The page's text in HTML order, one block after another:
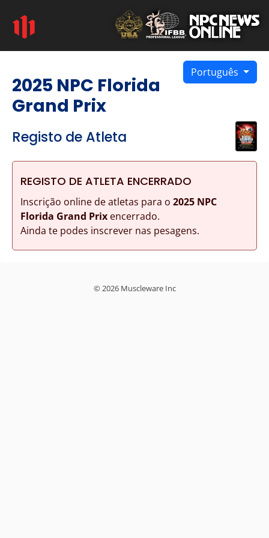
Português
2025 NPC Florida
Grand Prix
Registo de Atleta
REGISTO DE ATLETA ENCERRADO
Inscrição online de atletas para o 2025 NPC
Florida Grand Prixencerrado.
Ainda te podes inscrever nas pesagens.
© 2026 Muscleware Inc